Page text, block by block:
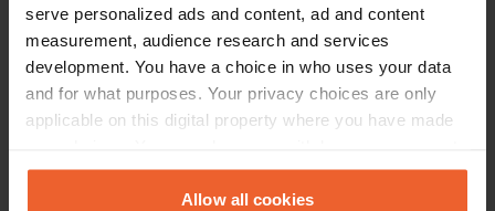
serve personalized ads and content, ad and content
measurement, audience research and services
development. You have a choice in who uses your data
and for what purposes. Your privacy choices are only
applicable on this digital property where you have made
any time from the Cookie Declaration or by clicking on
the Privacy trigger icon.Allow all cookies
Contact
Emplacement